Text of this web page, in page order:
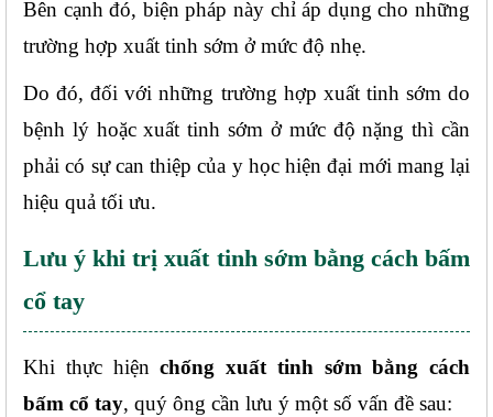
Bên cạnh đó, biện pháp này chỉ áp dụng cho những
trường hợp xuất tinh sớm ở mức độ nhẹ.
Do đó, đối với những trường hợp xuất tinh sớm do
bệnh lý hoặc xuất tinh sớm ở mức độ nặng thì cần
phải có sự can thiệp của y học hiện đại mới mang lại
hiệu quả tối ưu.
Lưu ý khi trị xuất tinh sớm bằng cách bấm
cổ tay
Khi thực hiện chống xuất tinh sớm bằng cách
bấm cổ tay, quý ông cần lưu ý một số vấn đề sau: